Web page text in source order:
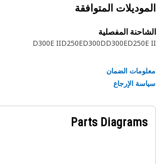
المتوافقة
المفصلية
D300E
D300D
D250E
D300E II
الضمان
الإرجاع
Parts Diagrams